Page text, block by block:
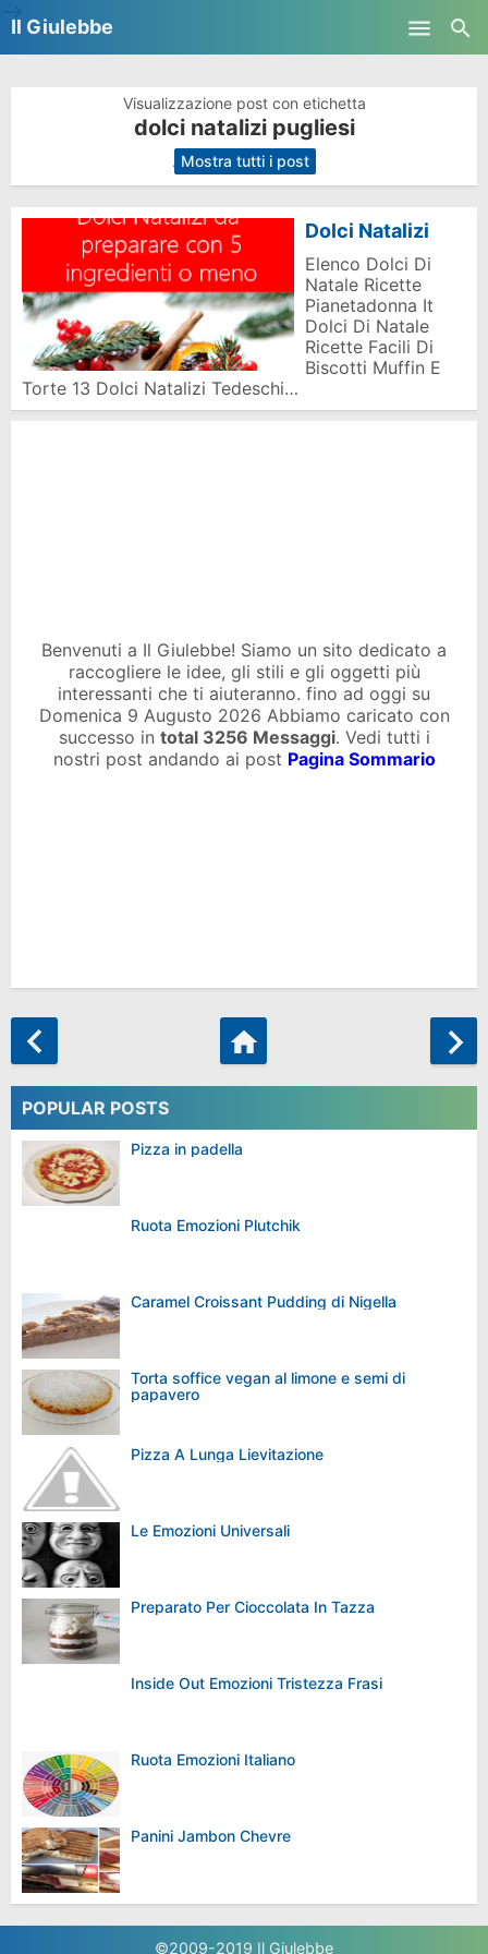
Il Giulebbe
Visualizzazione post con etichetta
dolci natalizi pugliesi
. Mostra tutti i post
Dolci Natalizi
Elenco Dolci Di
Natale Ricette
Pianetadonna It
Dolci Di Natale
Ricette Facili Di
Biscotti Muffin E
Torte 13 Dolci Natalizi Tedeschi…
Benvenuti a Il Giulebbe! Siamo un sito dedicato a
raccogliere le idee, gli stili e gli oggetti più
interessanti che ti aiuteranno. fino ad oggi su
Domenica 9 Augusto 2026 Abbiamo caricato con
successo in total 3256 Messaggi. Vedi tutti i
nostri post andando ai post Pagina Sommario
POPULAR POSTS
Pizza in padella
Ruota Emozioni Plutchik
Caramel Croissant Pudding di Nigella
Torta soffice vegan al limone e semi di
papavero
Pizza A Lunga Lievitazione
Le Emozioni Universali
Preparato Per Cioccolata In Tazza
Inside Out Emozioni Tristezza Frasi
Ruota Emozioni Italiano
Panini Jambon Chevre
©2009-2019 Il Giulebbe